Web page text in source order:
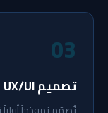
03
تصميم UX/UI